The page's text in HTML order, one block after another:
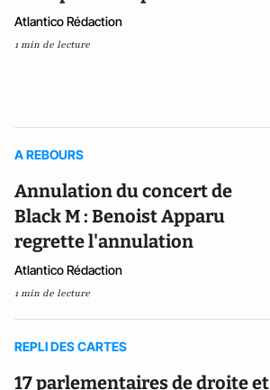
Atlantico Rédaction
1 min de lecture
A REBOURS
Annulation du concert de
Black M : Benoist Apparu
regrette l'annulation
Atlantico Rédaction
1 min de lecture
REPLI DES CARTES
17 parlementaires de droite et